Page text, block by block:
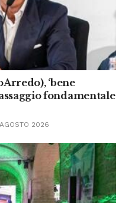
‘bene
fondamentale
2026